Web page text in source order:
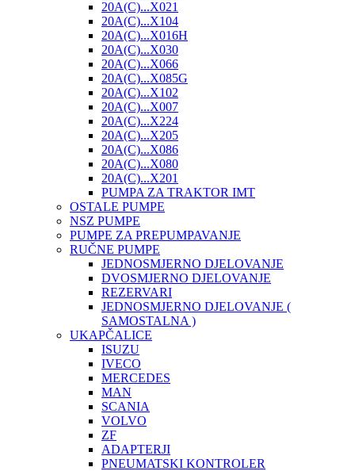
20A(C)...X021
20A(C)...X104
20A(C)...X016H
20A(C)...X030
20A(C)...X066
20A(C)...X085G
20A(C)...X102
20A(C)...X007
20A(C)...X224
20A(C)...X205
20A(C)...X086
20A(C)...X080
20A(C)...X201
PUMPA ZA TRAKTOR IMT
OSTALE PUMPE
NSZ PUMPE
PUMPE ZA PREPUMPAVANJE
RUČNE PUMPE
JEDNOSMJERNO DJELOVANJE
DVOSMJERNO DJELOVANJE
REZERVARI
JEDNOSMJERNO DJELOVANJE (
SAMOSTALNA )
UKAPČALICE
ISUZU
IVECO
MERCEDES
MAN
SCANIA
VOLVO
ZF
ADAPTERJI
PNEUMATSKI KONTROLER